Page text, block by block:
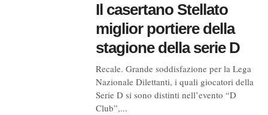
Il casertano Stellato
miglior portiere della
stagione della serie D
Recale. Grande soddisfazione per la Lega
Nazionale Dilettanti, i quali giocatori della
Serie D si sono distinti nell’evento “D
Club”,...